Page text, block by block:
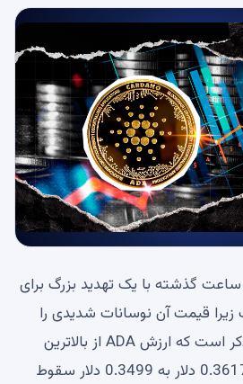
Cardano (ADA) در 24 ساعت گذشته با یک تهدید بزرگ برای
قیمت آن نوسانات شدیدی را
تجربه کرده است. قابل ذکر است که ارزش ADA از بالاترین
سطح روزانه خود یعنی 0.3617 دلار به 0.3499 دلار سقوط